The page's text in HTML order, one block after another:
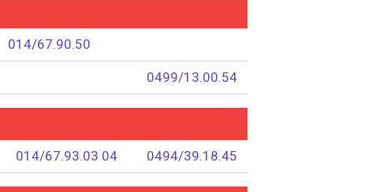
014/67.90.50
0499/13.00.54
014/67.93.03 04 0494/39.18.45